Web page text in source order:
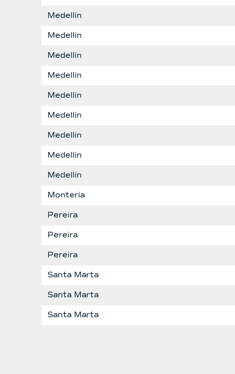
Medellín
Medellín
Medellín
Medellín
Medellín
Medellín
Medellín
Medellín
Medellín
Montería
Pereira
Pereira
Pereira
Santa Marta
Santa Marta
Santa Marta